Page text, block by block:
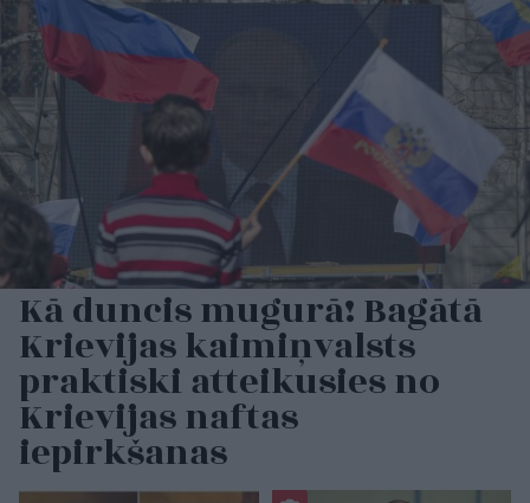
Kā duncis mugurā! Bagātā
Krievijas kaimiņvalsts
praktiski atteikusies no
Krievijas naftas
iepirkšanas